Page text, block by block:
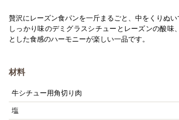
贅沢にレーズン食パンを一斤まるごと、中をくりぬい
しっかり味のデミグラスシチューとレーズンの酸味
とした食感のハーモニーが楽しい一品です。
材料
牛シチュー用角切り肉
塩